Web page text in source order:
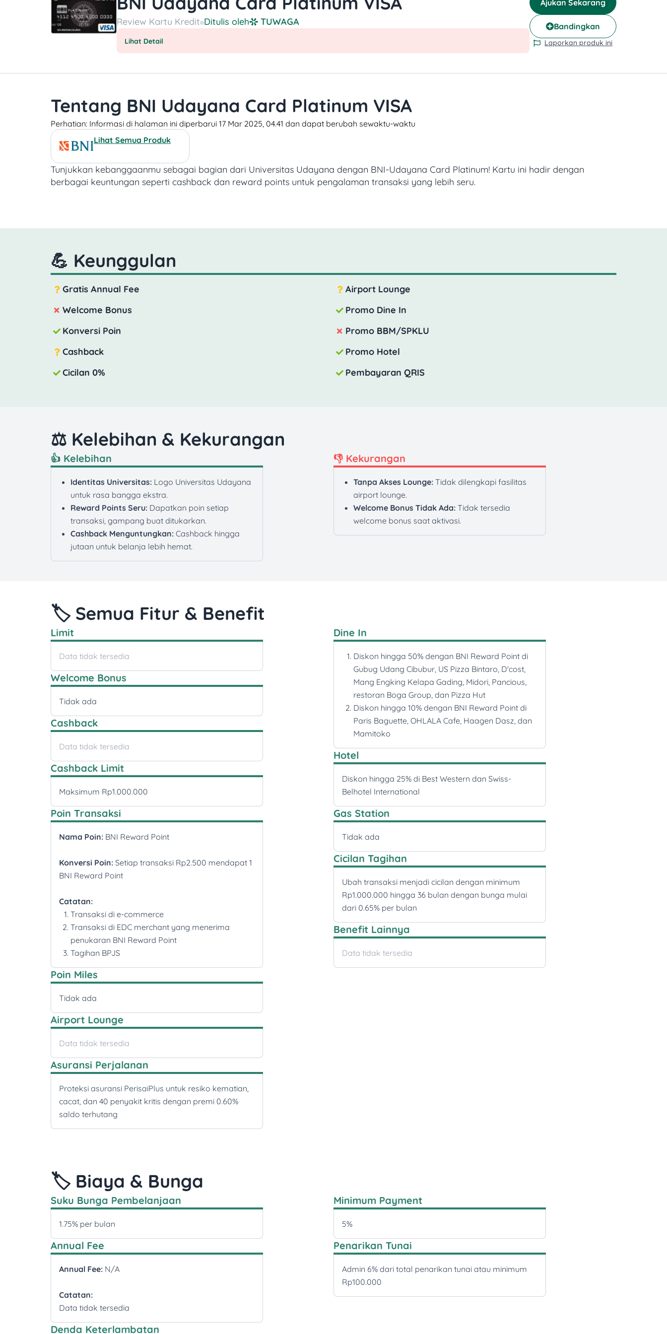
Review Kartu Kredit Ditulis oleh TUWAGA
Lihat Detail
Ajukan Sekarang
Bandingkan
Laporkan produk ini
Tentang BNI Udayana Card Platinum VISA
Perhatian: Informasi di halaman ini diperbarui 17 Mar 2025, 04.41 dan dapat berubah sewaktu-waktu​
Lihat Semua Produk
Tunjukkan kebanggaanmu sebagai bagian dari Universitas Udayana dengan BNI-Udayana Card Platinum! Kartu ini hadir dengan
berbagai keuntungan seperti cashback dan reward points untuk pengalaman transaksi yang lebih seru.
💪 Keunggulan
Gratis Annual Fee
Welcome Bonus
Konversi Poin
Cashback
Cicilan 0%
Airport Lounge
Promo Dine In
Promo BBM/SPKLU
Promo Hotel
Pembayaran QRIS
⚖️ Kelebihan & Kekurangan
👍 Kelebihan
Identitas Universitas: Logo Universitas Udayana
untuk rasa bangga ekstra.
Reward Points Seru: Dapatkan poin setiap
transaksi, gampang buat ditukarkan.
Cashback Menguntungkan: Cashback hingga
jutaan untuk belanja lebih hemat.
👎 Kekurangan
Tanpa Akses Lounge: Tidak dilengkapi fasilitas
airport lounge.
Welcome Bonus Tidak Ada: Tidak tersedia
welcome bonus saat aktivasi.
🏷️ Semua Fitur & Benefit
Limit
Data tidak tersedia
Welcome Bonus
Tidak ada
Cashback
Data tidak tersedia
Cashback Limit
Maksimum Rp1.000.000
Poin Transaksi
Nama Poin: BNI Reward Point
Konversi Poin: Setiap transaksi Rp2.500 mendapat 1
BNI Reward Point
Catatan:
Transaksi di e-commerce
Transaksi di EDC merchant yang menerima
penukaran BNI Reward Point
Tagihan BPJS
Poin Miles
Tidak ada
Airport Lounge
Data tidak tersedia
Asuransi Perjalanan
Proteksi asuransi PerisaiPlus untuk resiko kematian,
cacat, dan 40 penyakit kritis dengan premi 0.60%
saldo terhutang
Dine In
Diskon hingga 50% dengan BNI Reward Point di
Gubug Udang Cibubur, US Pizza Bintaro, D'cost,
Mang Engking Kelapa Gading, Midori, Pancious,
restoran Boga Group, dan Pizza Hut
Diskon hingga 10% dengan BNI Reward Point di
Paris Baguette, OHLALA Cafe, Haagen Dasz, dan
Mamitoko
Hotel
Diskon hingga 25% di Best Western dan Swiss-
Belhotel International
Gas Station
Tidak ada
Cicilan Tagihan
Ubah transaksi menjadi cicilan dengan minimum
Rp1.000.000 hingga 36 bulan dengan bunga mulai
dari 0.65% per bulan
Benefit Lainnya
Data tidak tersedia
🏷️ Biaya & Bunga
Suku Bunga Pembelanjaan
1.75% per bulan
Annual Fee
Annual Fee: N/A
Catatan:
Data tidak tersedia
Denda Keterlambatan
Minimum Payment
5%
Penarikan Tunai
Admin 6% dari total penarikan tunai atau minimum
Rp100.000